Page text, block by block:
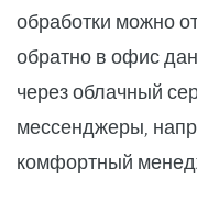
обработки можно
обратно в офис
через облачный
мессенджеры,
комфортный